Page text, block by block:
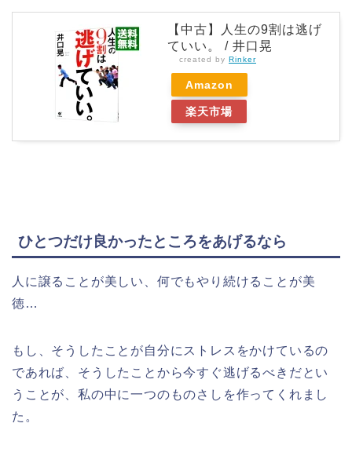
【中古】人生の9割は逃げ
ていい。 / 井口晃
created by Rinker
Amazon
楽天市場
ひとつだけ良かったところをあげるなら
人に譲ることが美しい、何でもやり続けることが美
徳…
もし、そうしたことが自分にストレスをかけているの
であれば、そうしたことから今すぐ逃げるべきだとい
うことが、私の中に一つのものさしを作ってくれまし
た。